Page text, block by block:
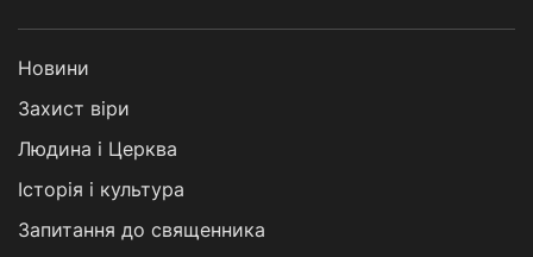
Новини
Захист віри
Людина і Церква
Історія і культура
Запитання до священника